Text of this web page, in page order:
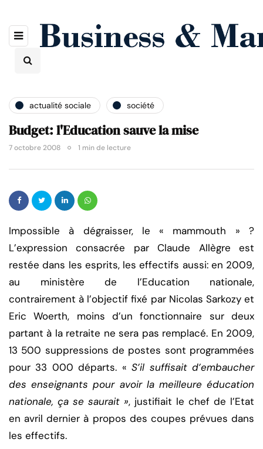
actualité sociale société
Budget: l'Education sauve la mise
7 octobre 2008 1 min de lecture
Impossible à dégraisser, le « mammouth » ?
L’expression consacrée par Claude Allègre est
restée dans les esprits, les effectifs aussi: en 2009,
au ministère de l’Education nationale,
contrairement à l’objectif fixé par Nicolas Sarkozy et
Eric Woerth, moins d’un fonctionnaire sur deux
partant à la retraite ne sera pas remplacé. En 2009,
13 500 suppressions de postes sont programmées
pour 33 000 départs. «S’il suffisait d’embaucher
des enseignants pour avoir la meilleure éducation
nationale, ça se saurait », justifiait le chef de l’Etat
en avril dernier à propos des coupes prévues dans
les effectifs.